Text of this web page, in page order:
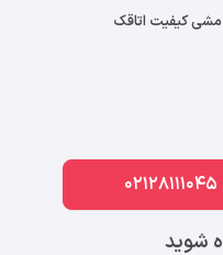
کیفیت اتاقک
شوید